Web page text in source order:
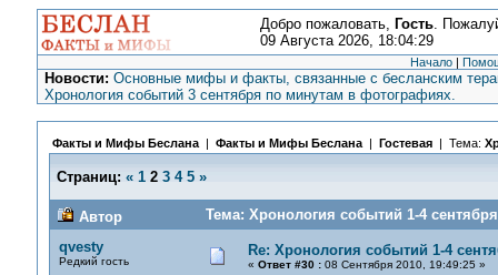
Добро пожаловать, Гость.
09 Августа 2026, 18:04:29
Начало |
Новости: Основные мифы и факты, связанные с бесланским
Хронология событий 3 сентября по минутам в фотографиях.
Факты и Мифы Беслана| Факты и Мифы Беслана| Гостевая | Тема:
Страниц: « 1 2 3 4 5 »
Автор
Тема: Хронология событий 1-4
qvesty
Редкий гость
Re: Хронология событий 1-4
« Ответ #30 :08 Сентября 2010, 19:49:25 »